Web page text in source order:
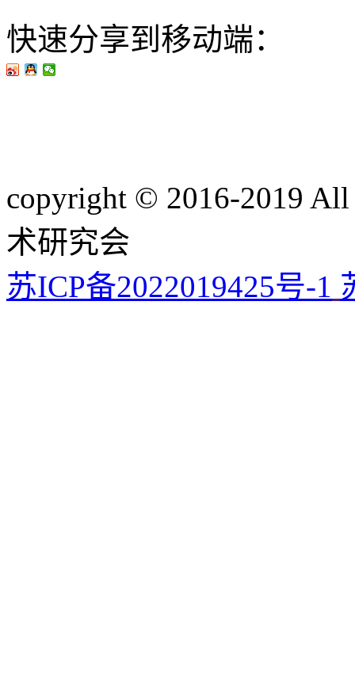
快速分享到移动端：
copyright © 2016-2019
术研究会
苏ICP备2022019425号-1